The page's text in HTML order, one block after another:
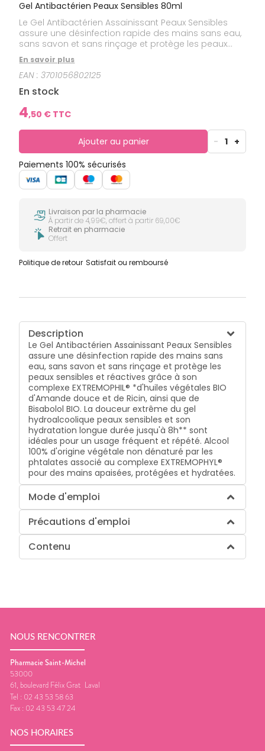
Gel Antibactérien Peaux Sensibles 80ml
Le Gel Antibactérien Assainissant Peaux Sensibles
assure une désinfection rapide des mains sans eau,
sans savon et sans rinçage et protège les peaux
sensibles et réactives grâce à son complexe
EXTREMOPHIL® *d'huiles végétales BIO d'Amande
douce et de Ricin, ainsi que de Bisabolol BIO. La
douceur extrême du gel hydroalcoolique peaux
sensibles et son hydratation longue durée jusqu'à
8h** sont idéales pour un usage fréquent et répété.
Alcool 100% d'origine végétale non dénaturé par les
phtalates associé au complexe EXTREMOPHYL® pour
des mains apaisées, protégées et hydratées.
En savoir plus
EAN :3701056802125
En stock
4,50 € TTC
Ajouter au panier - 1 +
Paiements 100% sécurisés
Livraison par la pharmacie
À partir de 4,99€, offert à partir 69,00€
Retrait en pharmacie
Offert
Politique de retour Satisfait ou remboursé
Description
Le Gel Antibactérien Assainissant Peaux Sensibles
assure une désinfection rapide des mains sans
eau, sans savon et sans rinçage et protège les
peaux sensibles et réactives grâce à son
complexe EXTREMOPHIL® *d'huiles végétales BIO
d'Amande douce et de Ricin, ainsi que de
Bisabolol BIO. La douceur extrême du gel
hydroalcoolique peaux sensibles et son
hydratation longue durée jusqu'à 8h** sont
idéales pour un usage fréquent et répété. Alcool
100% d'origine végétale non dénaturé par les
phtalates associé au complexe EXTREMOPHYL®
pour des mains apaisées, protégées et hydratées.
Mode d'emploi
Précautions d'emploi
Contenu
NOUS RENCONTRER
Pharmacie Saint-Michel
53000
61, boulevard Félix Grat Laval
Tel : 02 43 53 58 63
Fax : 02 43 53 47 24
NOS HORAIRES